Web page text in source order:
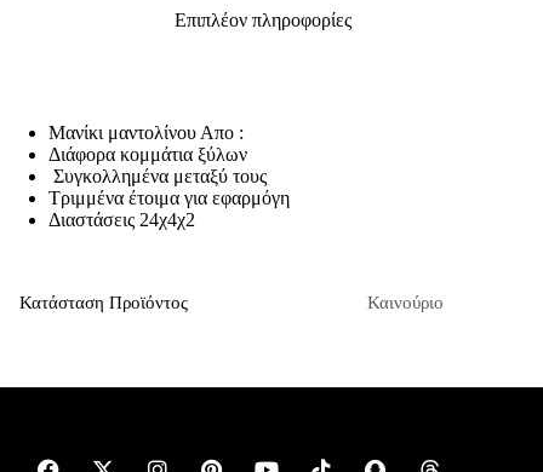
Επιπλέον πληροφορίες
Μανίκι μαντολίνου Απο :
Διάφορα κομμάτια ξύλων
Συγκολλημένα μεταξύ τους
Τριμμένα έτοιμα για εφαρμόγη
Διαστάσεις 24χ4χ2
Κατάσταση Προϊόντος Καινούριο